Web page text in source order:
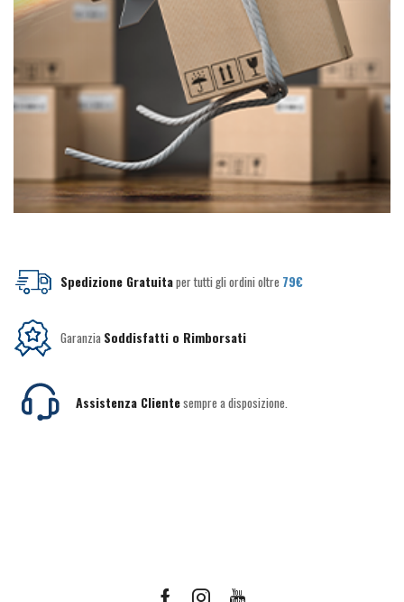
Spedizione Gratuitaper tutti gli ordini oltre 79€
GaranziaSoddisfatti o Rimborsati
Assistenza Clientesempre a disposizione.